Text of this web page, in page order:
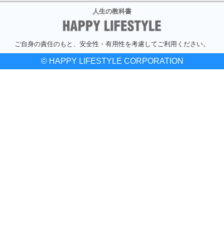
人生の教科書
ご自身の責任のもと、安全性・有用性を考慮してご利用ください。
© HAPPY LIFESTYLE CORPORATION